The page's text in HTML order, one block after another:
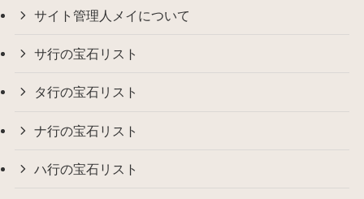
サイト管理人メイについて
サ行の宝石リスト
タ行の宝石リスト
ナ行の宝石リスト
ハ行の宝石リスト